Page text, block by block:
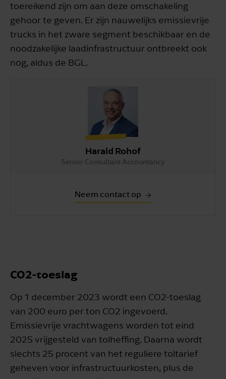
toereikend zijn om aan deze omschakeling
gehoor te geven. Er zijn nauwelijks emissievrije
trucks in het zware segment beschikbaar en de
noodzakelijke laadinfrastructuur ontbreekt ook
nog, aldus de BGL.
Harald Rohof
Senior Consultant Accountancy
Neem contact op
CO2-toeslag
Op 1 december 2023 wordt een CO2-toeslag
van 200 euro per ton CO2 ingevoerd.
Emissievrije vrachtwagens worden tot eind
2025 vrijgesteld van tolheffing. Daarna wordt
slechts 25 procent van het reguliere toltarief
geheven voor infrastructuurkosten, plus de